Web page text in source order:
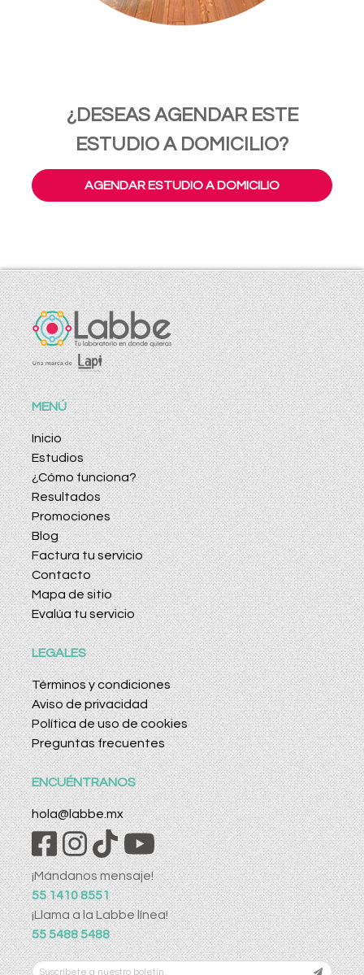
¿DESEAS AGENDAR ESTE
ESTUDIO A DOMICILIO?
AGENDAR ESTUDIO A DOMICILIO
MENÚ
Inicio
Estudios
¿Cómo funciona?
Resultados
Promociones
Blog
Factura tu servicio
Contacto
Mapa de sitio
Evalúa tu servicio
LEGALES
Términos y condiciones
Aviso de privacidad
Política de uso de cookies
Preguntas frecuentes
ENCUÉNTRANOS
hola@labbe.mx
¡Mándanos mensaje!
55 1410 8551
¡Llama a la Labbe línea!
55 5488 5488